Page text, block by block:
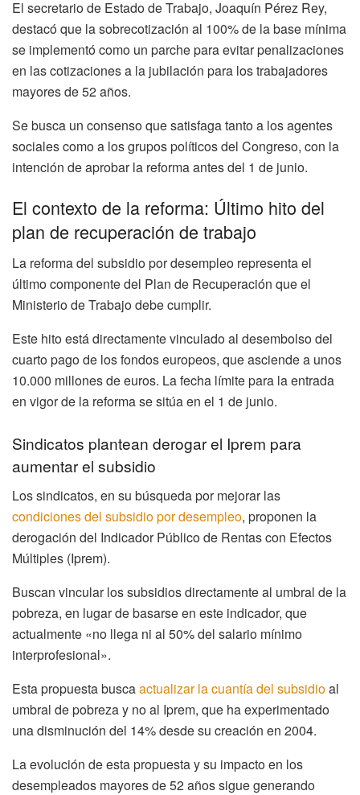
El secretario de Estado de Trabajo, Joaquín Pérez Rey,
destacó que la sobrecotización al 100% de la base mínima
se implementó como un parche para evitar penalizaciones
en las cotizaciones a la jubilación para los trabajadores
mayores de 52 años.
Se busca un consenso que satisfaga tanto a los agentes
sociales como a los grupos políticos del Congreso, con la
intención de aprobar la reforma antes del 1 de junio.
El contexto de la reforma: Último hito del
plan de recuperación de trabajo
La reforma del subsidio por desempleo representa el
último componente del Plan de Recuperación que el
Ministerio de Trabajo debe cumplir.
Este hito está directamente vinculado al desembolso del
cuarto pago de los fondos europeos, que asciende a unos
10.000 millones de euros. La fecha límite para la entrada
en vigor de la reforma se sitúa en el 1 de junio.
Sindicatos plantean derogar el Iprem para
aumentar el subsidio
Los sindicatos, en su búsqueda por mejorar las
condiciones del subsidio por desempleo, proponen la
derogación del Indicador Público de Rentas con Efectos
Múltiples (Iprem).
Buscan vincular los subsidios directamente al umbral de la
pobreza, en lugar de basarse en este indicador, que
actualmente «no llega ni al 50% del salario mínimo
interprofesional».
Esta propuesta buscaactualizar la cuantía del subsidioal
umbral de pobreza y no al Iprem, que ha experimentado
una disminución del 14% desde su creación en 2004.
La evolución de esta propuesta y su impacto en los
desempleados mayores de 52 años sigue generando